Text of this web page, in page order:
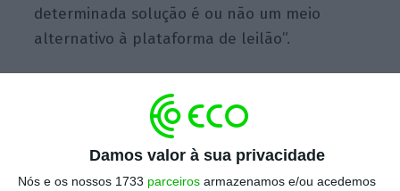
Damos valor à sua privacidade
Nós e os nossos 1733 parceiros armazenamos e/ou acedemos
determinada solução é ou não um meio
alternativo à plataforma de leilão”.
Em causa está o facto de o júri do concurso
público da Anacom ter excluído a proposta
da ANO, alegando que a mesma não
apresentava uma redundância que permitisse